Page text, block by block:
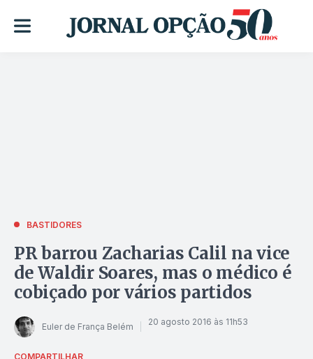
BASTIDORES
PR barrou Zacharias Calil na vice
de Waldir Soares, mas o médico é
cobiçado por vários partidos
Euler de França Belém 20 agosto 2016 às 11h53
COMPARTILHAR